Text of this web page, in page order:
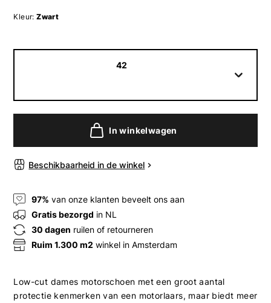
Kleur: Zwart
42
In winkelwagen
Beschikbaarheid in de winkel
97% van onze klanten beveelt ons aan
Gratis bezorgd in NL
30 dagen ruilen of retourneren
Ruim 1.300 m2 winkel in Amsterdam
Low-cut dames motorschoen met een groot aantal
protectie kenmerken van een motorlaars, maar biedt meer